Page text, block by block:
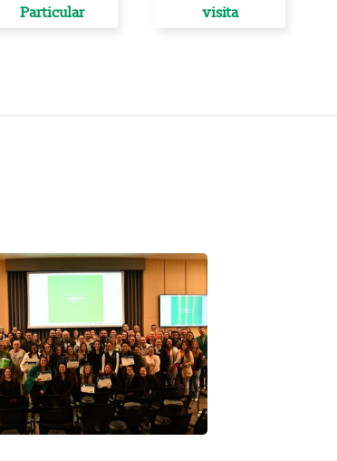
Particular
visita